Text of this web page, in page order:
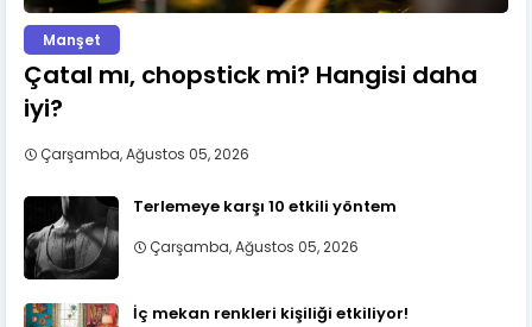
Manşet
Çatal mı, chopstick mi? Hangisi daha
iyi?
Çarşamba, Ağustos 05, 2026
Terlemeye karşı 10 etkili yöntem
Çarşamba, Ağustos 05, 2026
İç mekan renkleri kişiliği etkiliyor!